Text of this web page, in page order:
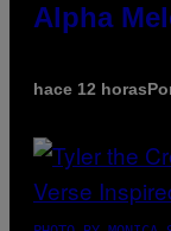
Alpha
hace 12 horas